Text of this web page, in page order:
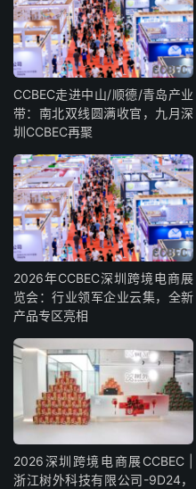
CCBEC走进中山/顺德/青岛产业
带：南北双线圆满收官，九月深
圳CCBEC再聚
2026年CCBEC深圳跨境电商展
览会：行业领军企业云集，全新
产品专区亮相
2026深圳跨境电商展CCBEC |
浙江树外科技有限公司-9D24，